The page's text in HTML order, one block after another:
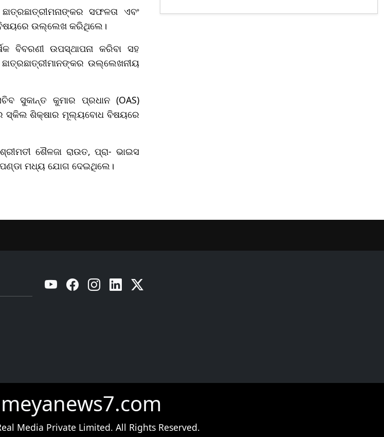
ସଫଳତା ଏବଂ
ବିଷୟରେ ଉଲ୍ଲେଖ କରିଥିଲେ।
ବିବରଣୀ ଉପସ୍ଥାପନା କରିବା ସହ
ଉଲ୍ଲେଖନୀୟ
ସୁକାନ୍ତ କୁମାର ପ୍ରଧାନ (OAS)
ସ୍କିଲ ଶିକ୍ଷାର ମୂଲ୍ୟବୋଧ ବିଷୟରେ
ଶୈଳଜା ରାଉତ, ପ୍ରା- ଭାଇସ
ମଧ୍ୟ ଯୋଗ ଦେଇଥିଲେ।
YouTube Facebook Instagram Linkedin
Media Private Limited. All Rights Reserved.